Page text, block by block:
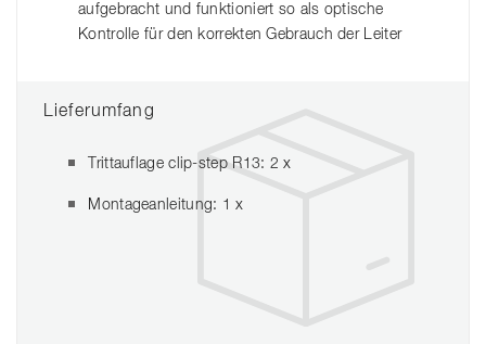
aufgebracht und funktioniert so als optische
Kontrolle für den korrekten Gebrauch der Leiter
Lieferumfang
Trittauflage clip-step R13: 2 x
Montageanleitung: 1 x